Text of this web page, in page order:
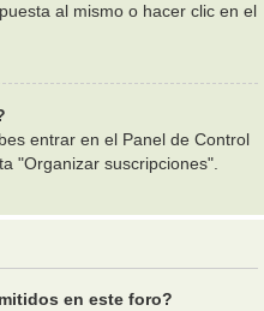
al mismo o hacer clic en el
entrar en el Panel de Control
"Organizar suscripciones".
en este foro?